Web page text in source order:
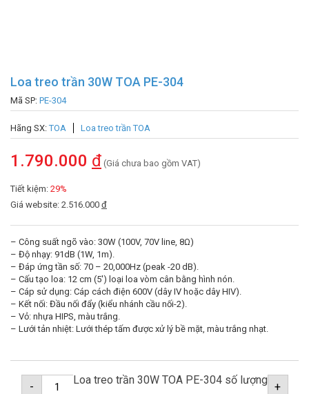
Loa treo trần 30W TOA PE-304
Mã SP: PE-304
Hãng SX:TOA Loa treo trần TOA
1.790.000 đ (Giá chưa bao gồm VAT)
Tiết kiệm: 29%
Giá website: 2.516.000 đ
– Công suất ngõ vào: 30W (100V, 70V line, 8Ω)
– Độ nhạy: 91dB (1W, 1m).
– Đáp ứng tần số: 70 – 20,000Hz (peak -20 dB).
– Cấu tạo loa: 12 cm (5′) loại loa vòm cân bằng hình nón.
– Cáp sử dụng: Cáp cách điện 600V (dây IV hoặc dây HIV).
– Kết nối: Đầu nối đẩy (kiểu nhánh cầu nối-2).
– Vỏ: nhựa HIPS, màu trắng.
– Lưới tản nhiệt: Lưới thép tấm được xử lý bề mặt, màu trắng nhạt.
- Loa treo trần 30W TOA PE-304 số lượng +